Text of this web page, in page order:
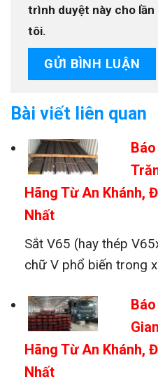
trình duyệt này cho lần
tôi.
Bài viết liên quan
Hãng Từ An Khánh,
Nhất
Sắt V65 (hay thép
chữ V phổ biến trong
Hãng Từ An Khánh,
Nhất